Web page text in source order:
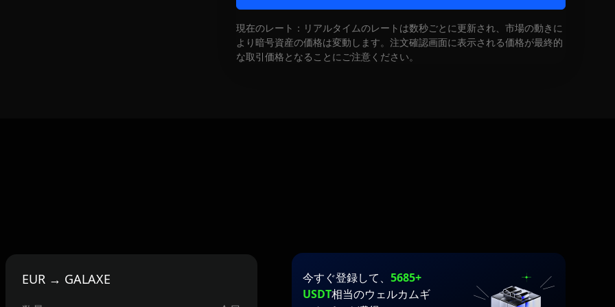
現在のレート：リアルタイムのレートは数秒ごとに更新され、市場の動きに
より暗号資産の価格は変動します。注文確認画面に表示される価格が最終的
な取引価格となることにご注意ください。
EUR → GALAXE 今すぐ登録して、 5685+
USDT相当のウェルカムギ